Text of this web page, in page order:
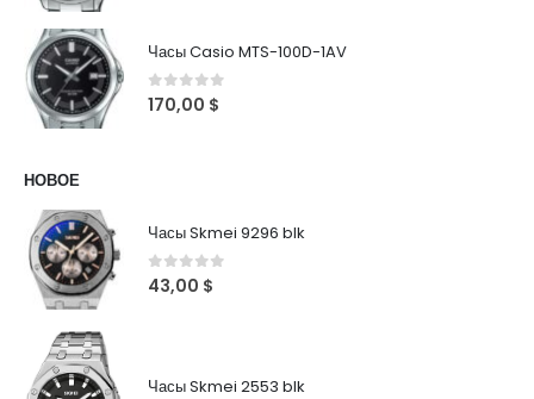
Часы Casio MTS-100D-1AV
0out of 5
170,00 $
НОВОЕ
Часы Skmei 9296 blk
0 out of 5
43,00 $
Часы Skmei 2553 blk